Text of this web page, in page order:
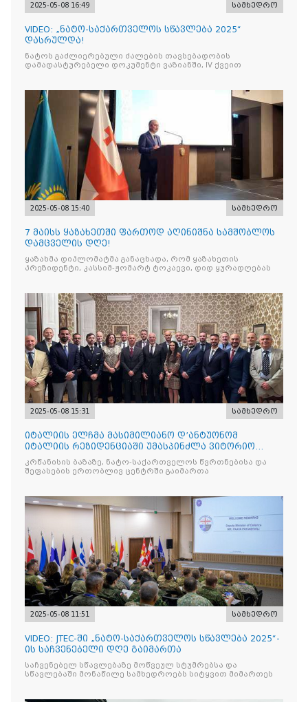
2025-05-08 16:49 სამხედრო
VIDEO: „ნატო-საქართველოს სწავლება 2025“
დასრულდა!
ნატოს გაძლიერებული ძალების თავსებადობის
დამადასტურებელი დოკუმენტი ვაზიანში, IV ქვეით
2025-05-08 15:40 სამხედრო
7 მაისს ყაზახეთში ფართოდ აღინიშნა სამშობლოს
დამცველის დღე!
ყაზახმა დიპლომატმა განაცხადა, რომ ყაზახეთის
პრეზიდენტი, კასსიმ-ჟომარტ ტოკაევი, დიდ ყურადღებას
2025-05-08 15:31 სამხედრო
იტალიის ელჩმა მასიმილიანო დ’ანტუონომ
იტალიის რეზიდენციაში უმასპინძლა ვიტორიო
ვენეტოს სახ. დივიზიის ს
კრწანისის ბაზაზე, ნატო-საქართველოს წვრთნებისა და
შეფასების ერთობლივ ცენტრში გაიმართა
2025-05-08 11:51 სამხედრო
VIDEO: JTEC-ში „ნატო-საქართველოს სწავლება 2025“-
ის საჩვენებელი დღე გაიმართა
საჩვენებელ სწავლებაზე მოწვეულ სტუმრებსა და
სწავლებაში მონაწილე სამხედროებს სიტყვით მიმართეს